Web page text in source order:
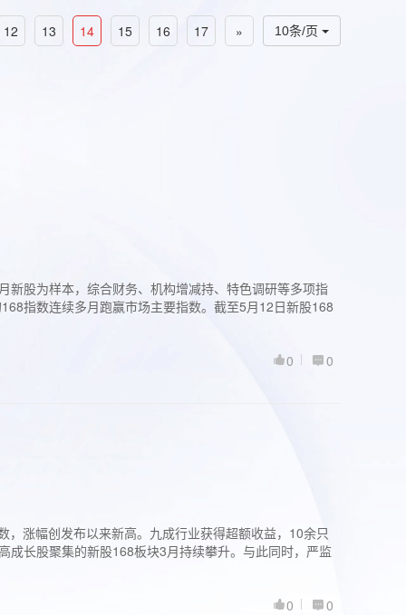
10条/页
12 13 14 15 16 17 »
股为样本，综合财务、机构增减持、特色调研等多项指
指数连续多月跑赢市场主要指数。截至5月12日新股168
0
0
涨幅创发布以来新高。九成行业获得超额收益，10余只
成长股聚集的新股168板块3月持续攀升。与此同时，严监
0
0